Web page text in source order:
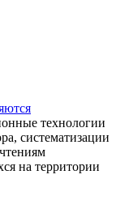
технологии
систематизации
на территории